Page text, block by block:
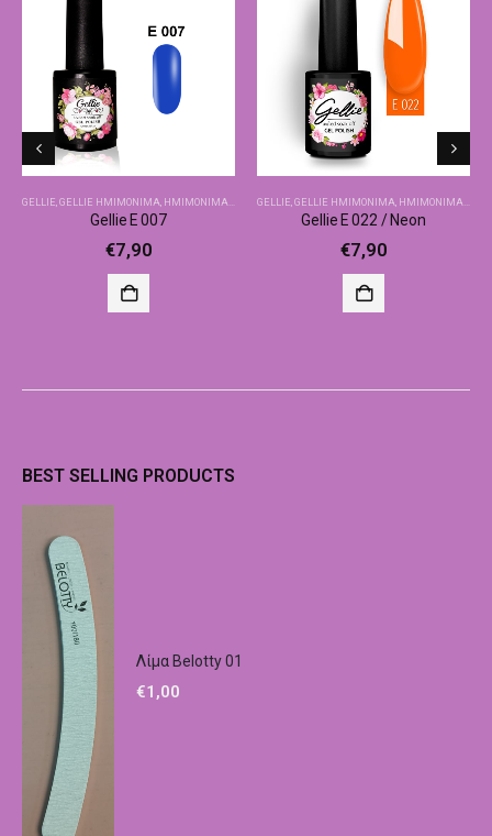
GELLIE GELLIE ΗΜΙΜΌΝΙΜΑ ΗΜΙΜΌΝΙΜΑ-ΒΑΣΙΚΆ ΧΡΏΜΑΤΑ
Gellie E 007
€7,90
GELLIE GELLIE ΗΜΙΜΌΝΙΜΑ ΗΜΙΜΌΝΙΜΑ-ΒΑΣΙΚΆ ΧΡΏΜΑΤΑ
Gellie E 022 / Neon
€7,90
BEST SELLING PRODUCTS
Λίμα Belotty 01
€1,00